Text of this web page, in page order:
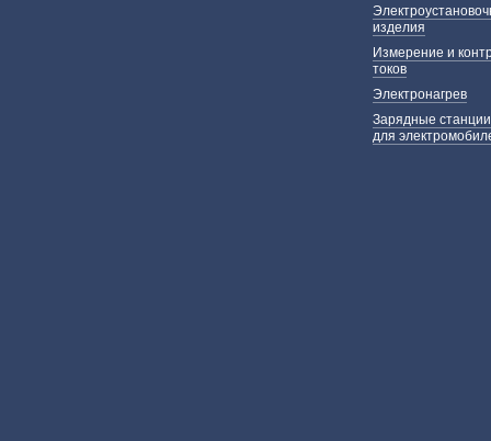
изделия
Измерение и
токов
Электронагрев
Зарядные станции
для